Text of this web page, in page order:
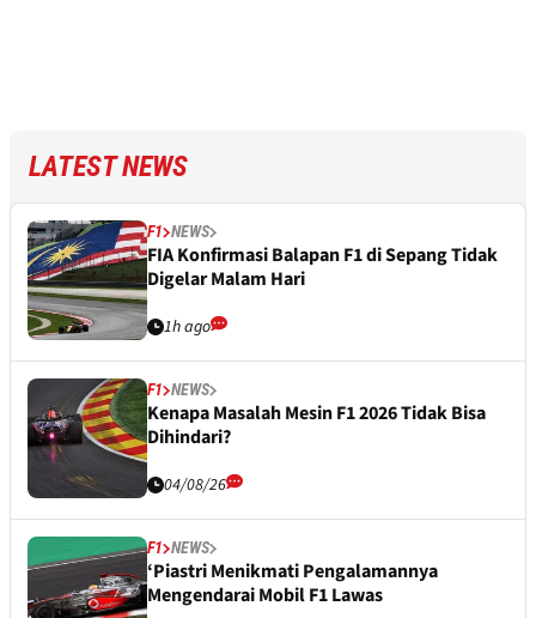
LATEST NEWS
F1 NEWS
FIA Konfirmasi Balapan F1 di Sepang Tidak
Digelar Malam Hari
1h ago
F1 NEWS
Kenapa Masalah Mesin F1 2026 Tidak Bisa
Dihindari?
04/08/26
F1 NEWS
‘Piastri Menikmati Pengalamannya
Mengendarai Mobil F1 Lawas